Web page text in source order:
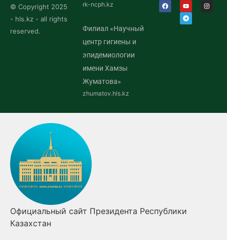
© Copyright 2025
- hls.kz - all rights
reserved.
rk-ncph.kz
Филиал «Научный
центр гигиены и
эпидемиологии
имени Хамзы
Жуматова»
zhumatov.hls.kz
Республики